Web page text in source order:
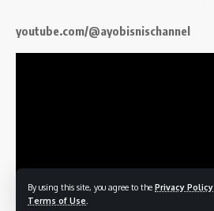
By using this site, you agree to the Privacy Policy
Terms of Use
youtube.com/@ayobisnischannel